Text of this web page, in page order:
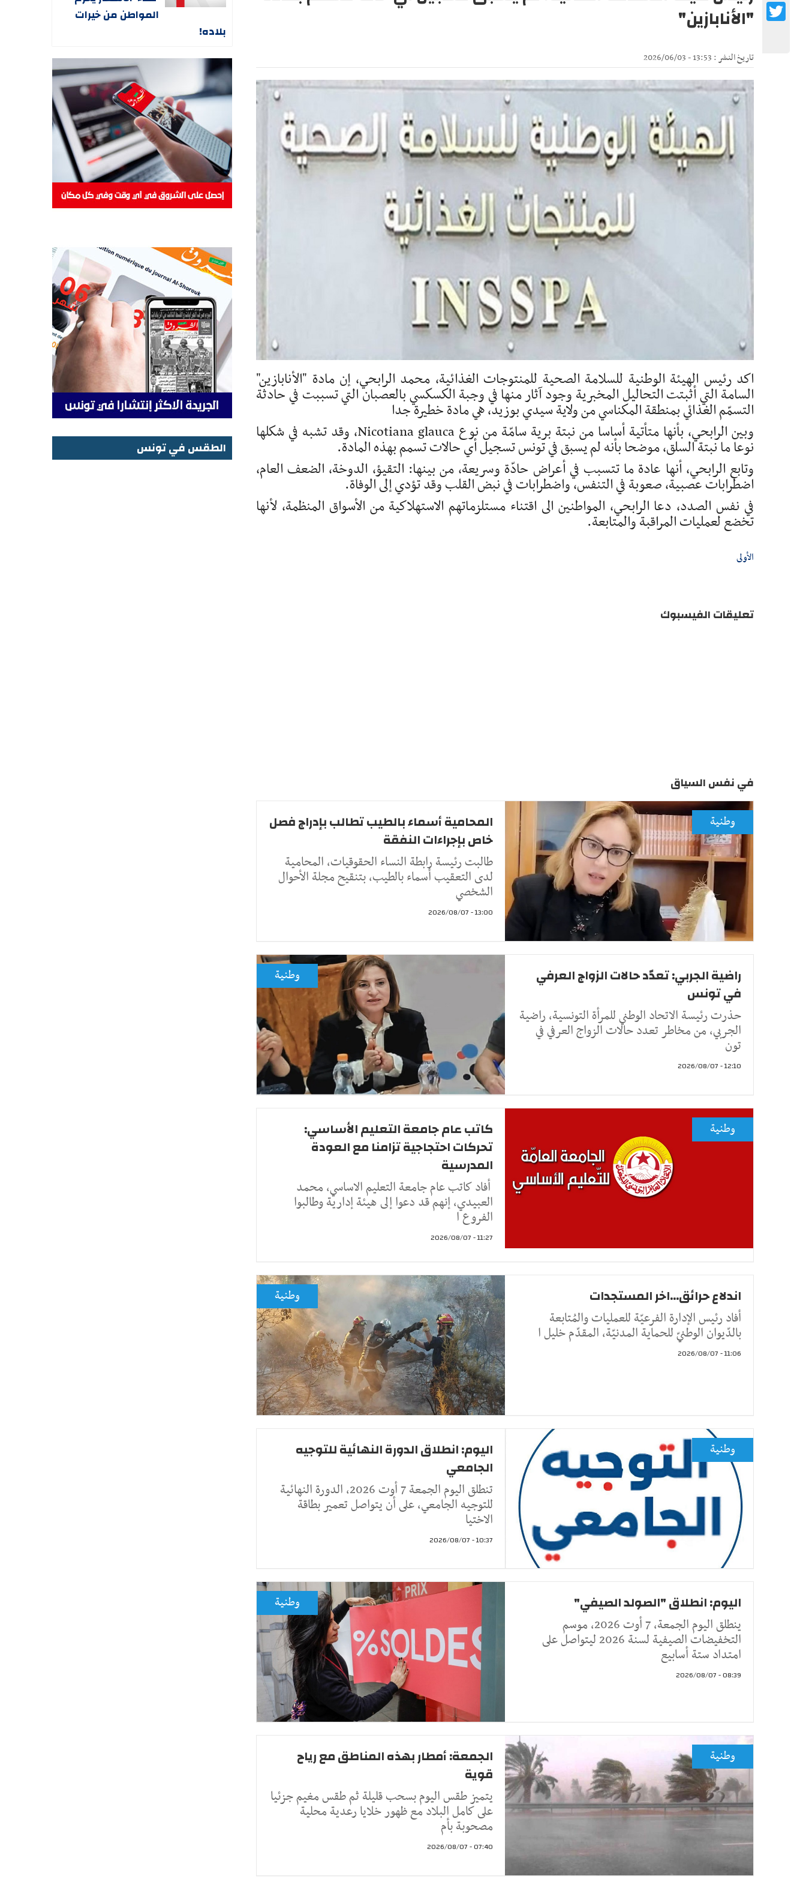
"الأنابازين"
تاريخ النشر : 13:53 - 2026/06/03
اكد رئيس الهيئة الوطنية للسلامة الصحية للمنتوجات الغذائية، محمد الرابحي، إن مادة "الأنابازين"
السامة التي أثبتت التحاليل المخبرية وجود آثار منها في وجبة الكسكسي بالعصبان التي تسببت في حادثة
التسمّم الغذائي بمنطقة المكناسي من ولاية سيدي بوزيد، هي مادة خطيرة جدا
وبين الرابحي، بأنها متأتية أساسا من نبتة برية سامّة من نوع Nicotiana glauca، وقد تشبه في شكلها
نوعا ما نبتة السلق، موضحا بأنه لم يسبق في تونس تسجيل أي حالات تسمم بهذه المادة.
وتابع الرابحي، أنها عادة ما تتسبب في أعراض حادّة وسريعة، من بينها: التقيؤ، الدوخة، الضعف العام،
اضطرابات عصبية، صعوبة في التنفس، واضطرابات في نبض القلب وقد تؤدي إلى الوفاة.
في نفس الصدد، دعا الرابحي، المواطنين الى اقتناء مستلزماتهم الاستهلاكية من الأسواق المنظمة، لأنها
تخضع لعمليات المراقبة والمتابعة.
الأولى
Twitter
تعليقات الفيسبوك
في نفس السياق
وطنية
المحامية أسماء بالطيب تطالب بإدراج فصل
خاص بإجراءات النفقة
طالبت رئيسة رابطة النساء الحقوقيات، المحامية
لدى التعقيب أسماء بالطيب، بتنقيح مجلة الأحوال
الشخصي
13:00 - 2026/08/07
وطنية
راضية الجربي: تعدّد حالات الزواج العرفي
في تونس
حذرت رئيسة الاتحاد الوطني للمرأة التونسية، راضية
الجربي، من مخاطر تعدد حالات الزواج العرفي في
تون
12:10 - 2026/08/07
وطنية
كاتب عام جامعة التعليم الأساسي:
تحركات احتجاجية تزامنا مع العودة
المدرسية
أفاد كاتب عام جامعة التعليم الاساسي، محمد
العبيدي، إنهم قد دعوا إلى هيئة إدارية وطالبوا
الفروع ا
11:27 - 2026/08/07
وطنية اندلاع حرائق...اخر المستجدات
أفاد رئيس الإدارة الفرعيّة للعمليات والمُتابعة
بالدّيوان الوطنيّ للحماية المدنيّة، المقدّم خليل ا
11:06 - 2026/08/07
وطنية
اليوم: انطلاق الدورة النهائية للتوجيه
الجامعي
تنطلق اليوم الجمعة 7 أوت 2026، الدورة النهائية
للتوجيه الجامعي، على أن يتواصل تعمير بطاقة
الاختيا
10:37 - 2026/08/07
وطنية اليوم: انطلاق "الصولد الصيفي"
ينطلق اليوم الجمعة، 7 أوت 2026، موسم
التخفيضات الصيفية لسنة 2026 ليتواصل على
امتداد ستة أسابيع
08:39 - 2026/08/07
وطنية
الجمعة: أمطار بهذه المناطق مع رياح
قوية
يتميز طقس اليوم بسحب قليلة ثم طقس مغيم جزئيا
على كامل البلاد مع ظهور خلايا رعدية محلية
مصحوبة بأم
07:40 - 2026/08/07
المواطن من خيرات
بلاده!
الطقس في تونس